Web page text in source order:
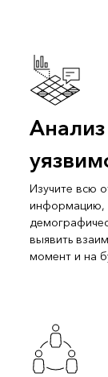
Изучите всю
информацию,
выявить
момент и на